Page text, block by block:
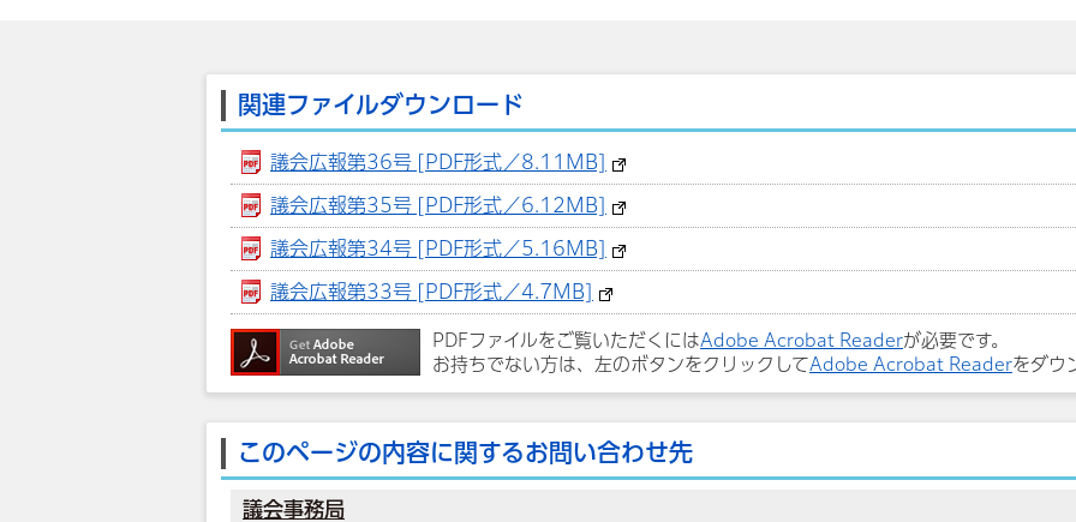
関連ファイルダウンロード
議会広報第36号 [PDF形式／8.11MB]
議会広報第35号 [PDF形式／6.12MB]
議会広報第34号 [PDF形式／5.16MB]
議会広報第33号 [PDF形式／4.7MB]
PDFファイルをご覧いただくにはAdobe Acrobat Readerが必要です。
お持ちでない方は、左のボタンをクリックしてAdobe Acrobat Readerをダウ
このページの内容に関するお問い合わせ先
議会事務局